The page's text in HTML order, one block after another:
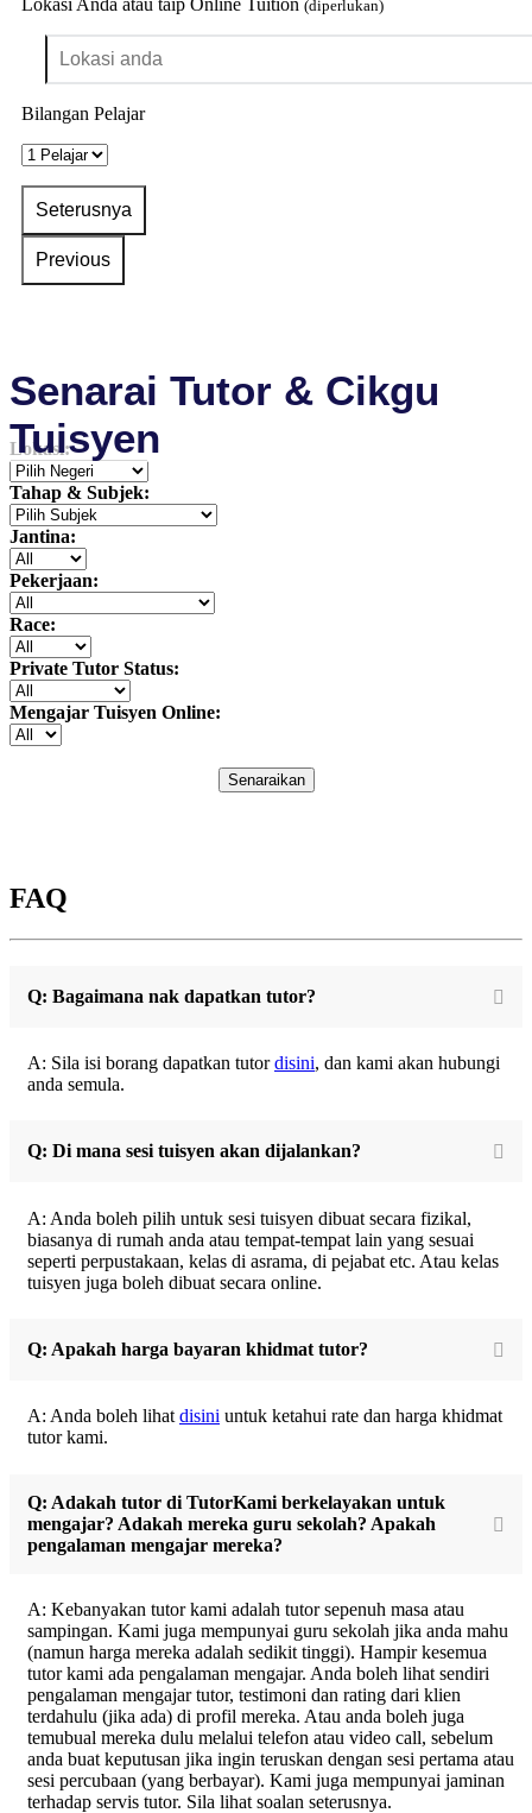
(diperlukan)
Bilangan Pelajar
Senarai Tutor & Cikgu
Tuisyen
Lokasi:
Tahap & Subjek:
Jantina:
Pekerjaan:
Race:
Private Tutor Status:
Mengajar Tuisyen Online:
Senaraikan
FAQ
Q: Bagaimana nak dapatkan tutor?
A: Sila isi borang dapatkan tutordisini, dan kami akan hubungi
anda semula.
Q: Di mana sesi tuisyen akan dijalankan?
A: Anda boleh pilih untuk sesi tuisyen dibuat secara fizikal,
biasanya di rumah anda atau tempat-tempat lain yang sesuai
seperti perpustakaan, kelas di asrama, di pejabat etc. Atau kelas
tuisyen juga boleh dibuat secara online.
Q: Apakah harga bayaran khidmat tutor?
A: Anda boleh lihat disini untuk ketahui rate dan harga khidmat
tutor kami.
Q: Adakah tutor di TutorKami berkelayakan untuk
mengajar? Adakah mereka guru sekolah? Apakah
pengalaman mengajar mereka?
A: Kebanyakan tutor kami adalah tutor sepenuh masa atau
sampingan. Kami juga mempunyai guru sekolah jika anda mahu
(namun harga mereka adalah sedikit tinggi). Hampir kesemua
tutor kami ada pengalaman mengajar. Anda boleh lihat sendiri
pengalaman mengajar tutor, testimoni dan rating dari klien
terdahulu (jika ada) di profil mereka. Atau anda boleh juga
temubual mereka dulu melalui telefon atau video call, sebelum
anda buat keputusan jika ingin teruskan dengan sesi pertama atau
sesi percubaan (yang berbayar). Kami juga mempunyai jaminan
terhadap servis tutor. Sila lihat soalan seterusnya.